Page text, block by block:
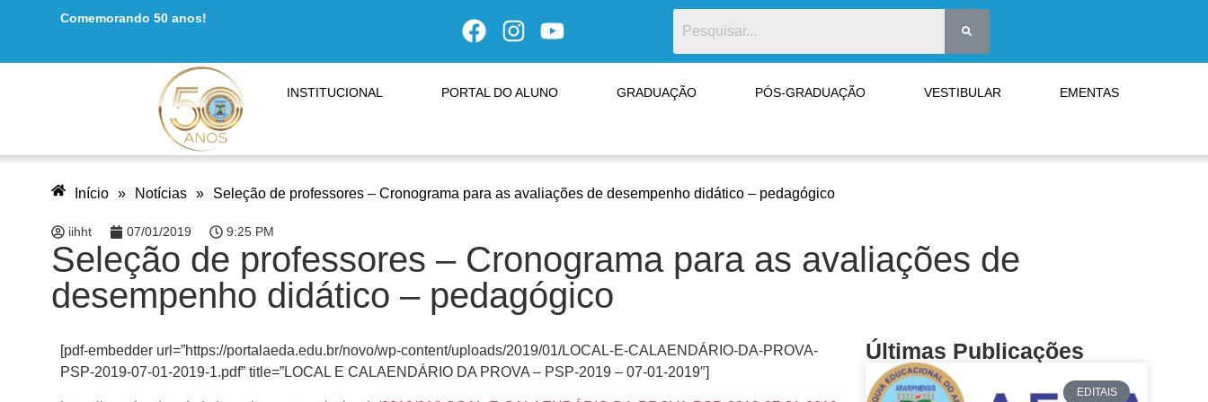
Comemorando 50 anos!
INSTITUCIONAL PORTAL DO ALUNO GRADUAÇÃO PÓS-GRADUAÇÃO VESTIBULAR EMENTAS
Início » Notícias » Seleção de professores – Cronograma para as avaliações de desempenho didático – pedagógico
iihht 07/01/2019 9:25 PM
Seleção de professores – Cronograma para as avaliações de
desempenho didático – pedagógico
[pdf-embedder url=”https://portalaeda.edu.br/novo/wp-content/uploads/2019/01/LOCAL-E-CALAENDÁRIO-DA-PROVA-
PSP-2019-07-01-2019-1.pdf” title=”LOCAL E CALAENDÁRIO DA PROVA – PSP-2019 – 07-01-2019″]
Últimas Publicações
EDITAIS